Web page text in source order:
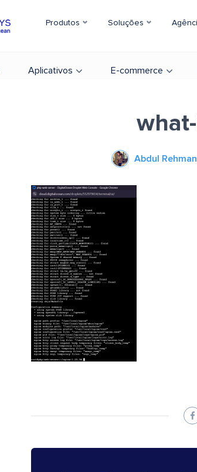
Produtos Soluções
Aplicativos E-commerce
Abdul Rehman